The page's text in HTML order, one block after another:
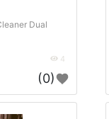
Dual
4
(0)